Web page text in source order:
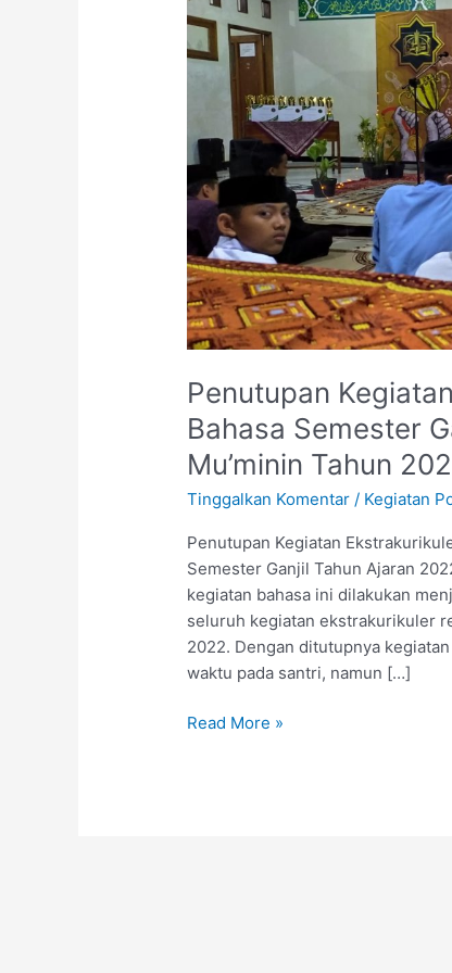
Penutupan
Bahasa Semester
Mu’minin Tahun
Tinggalkan Komentar / Kegiatan
Penutupan Kegiatan
Semester Ganjil Tahun Ajaran
kegiatan bahasa ini dilakukan
seluruh kegiatan ekstrakurikuler
2022. Dengan ditutupnya
waktu pada santri, namun […]
Ekstrakurikuler
dan
Kegiatan
Bahasa
Semester
Ganjil
Pondok
Pesantren
Darul
Mu’minin
Tahun
2022/2023
Read More »